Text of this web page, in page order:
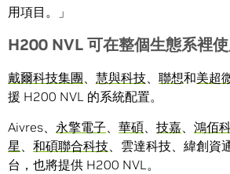
用項目。」
H200 NVL 可在整個生態系裡使
戴爾科技集團、 慧與科技、 聯想和美超
援 H200 NVL 的系統配置。
Aivres、 永擎電子、 華碩、 技嘉、 鴻佰
星 、 和碩聯合科技、雲達科技、緯創資
台，也將提供 H200 NVL。